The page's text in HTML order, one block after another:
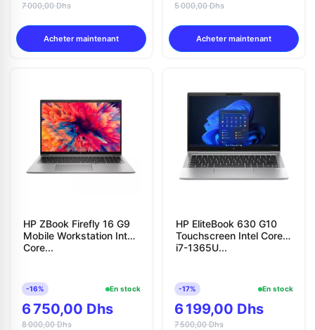
7 000,00 Dhs
Acheter maintenant
5 000,00 Dhs
Acheter maintenant
HP ZBook Firefly 16 G9
Mobile Workstation Intel
Core...
-16% En stock
6 750,00 Dhs
8 000,00 Dhs
HP EliteBook 630 G10
Touchscreen Intel Core
i7-1365U...
-17% En stock
6 199,00 Dhs
7 500,00 Dhs